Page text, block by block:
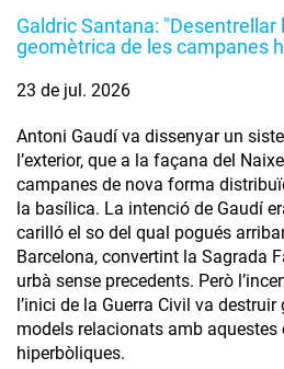
Galdric Santana: "Desentrellar
geomètrica de les campanes
23 de jul. 2026
Antoni Gaudí va dissenyar un
l’exterior, que a la façana del
campanes de nova forma
la basílica. La intenció de Gaudí
carilló el so del qual pogués
Barcelona, convertint la Sagrada
urbà sense precedents. Però
l’inici de la Guerra Civil va
models relacionats amb aquestes
hiperbòliques.